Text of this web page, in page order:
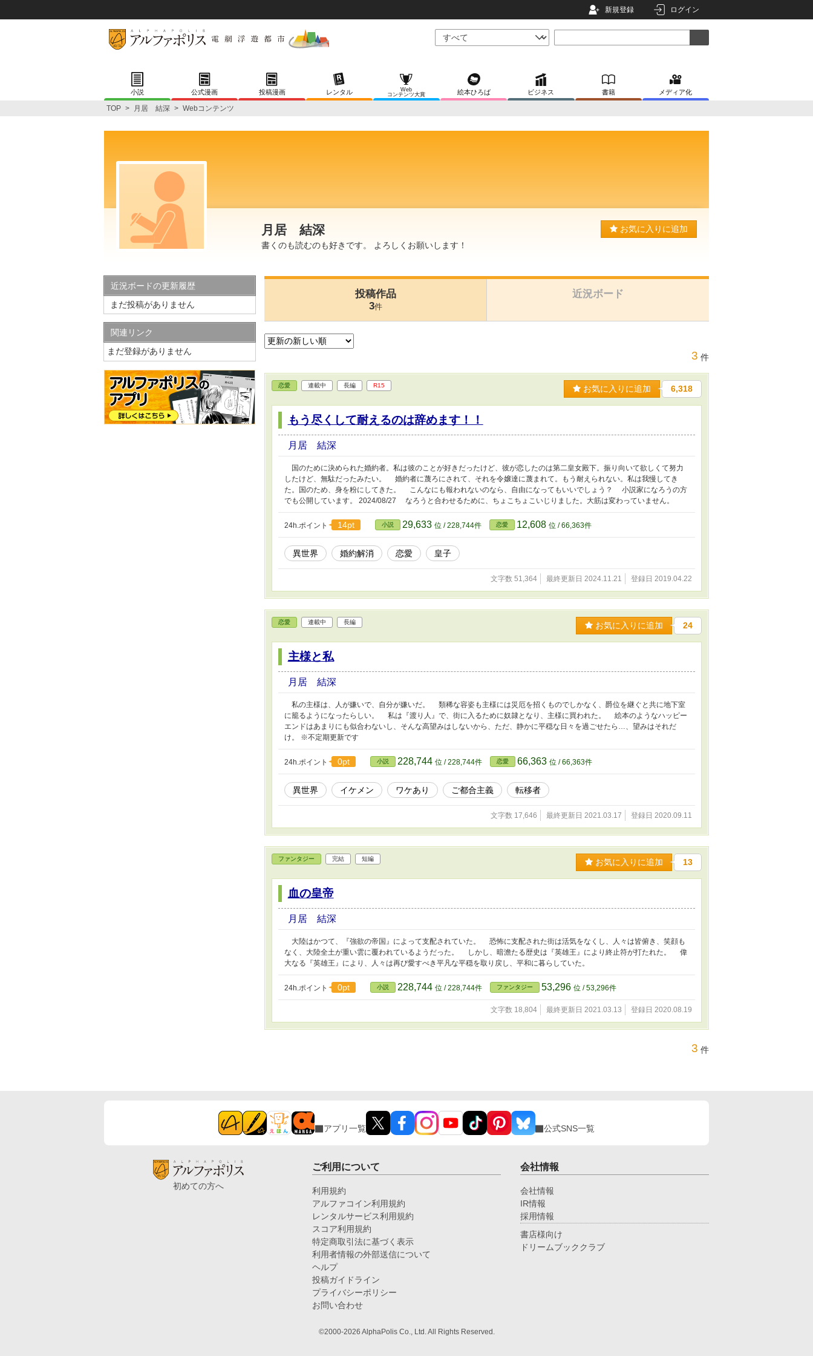
新規登録 ログイン
小説 公式漫画 投稿漫画 レンタル
Web
コンテンツ大賞
絵本ひろば ビジネス 書籍 メディア化
TOP > 月居 結深 > Webコンテンツ
月居 結深
書くのも読むのも好きです。 よろしくお願いします！
お気に入りに追加
投稿作品
3件
近況ボード
3 件
恋愛 連載中 長編 R15 お気に入りに追加 6,318
もう尽くして耐えるのは辞めます！！
月居 結深
国のために決められた婚約者。私は彼のことが好きだったけど、彼が恋したのは第二皇女殿下。振り向いて欲しくて努力
したけど、無駄だったみたい。 婚約者に蔑ろにされて、それを令嬢達に蔑まれて。もう耐えられない。私は我慢してき
た。国のため、身を粉にしてきた。 こんなにも報われないのなら、自由になってもいいでしょう？ 小説家になろうの方
でも公開しています。 2024/08/27 なろうと合わせるために、ちょこちょこいじりました。大筋は変わっていません。
24h.ポイント 14pt 小説 29,633 位 / 228,744件 恋愛 12,608 位 / 66,363件
異世界 婚約解消 恋愛 皇子
文字数 51,364 最終更新日 2024.11.21 登録日 2019.04.22
恋愛 連載中 長編 お気に入りに追加 24
主様と私
月居 結深
私の主様は、人が嫌いで、自分が嫌いだ。 類稀な容姿も主様には災厄を招くものでしかなく、爵位を継ぐと共に地下室
に籠るようになったらしい。 私は『渡り人』で、街に入るために奴隷となり、主様に買われた。 絵本のようなハッピー
エンドはあまりにも似合わないし、そんな高望みはしないから、ただ、静かに平穏な日々を過ごせたら…、望みはそれだ
け。 ※不定期更新です
24h.ポイント 0pt 小説 228,744 位 / 228,744件 恋愛 66,363 位 / 66,363件
異世界 イケメン ワケあり ご都合主義 転移者
文字数 17,646 最終更新日 2021.03.17 登録日 2020.09.11
ファンタジー 完結 短編 お気に入りに追加 13
血の皇帝
月居 結深
大陸はかつて、『強欲の帝国』によって支配されていた。 恐怖に支配された街は活気をなくし、人々は皆俯き、笑顔も
なく、大陸全土が重い雲に覆われているようだった。 しかし、暗澹たる歴史は『英雄王』により終止符が打たれた。 偉
大なる『英雄王』により、人々は再び愛すべき平凡な平穏を取り戻し、平和に暮らしていた。
24h.ポイント 0pt 小説 228,744 位 / 228,744件 ファンタジー 53,296 位 / 53,296件
文字数 18,804 最終更新日 2021.03.13 登録日 2020.08.19
3 件
近況ボードの更新履歴
まだ投稿がありません
関連リンク
まだ登録がありません
アプリ一覧 公式SNS一覧
初めての方へ
ご利用について
利用規約
アルファコイン利用規約
レンタルサービス利用規約
スコア利用規約
特定商取引法に基づく表示
利用者情報の外部送信について
ヘルプ
投稿ガイドライン
プライバシーポリシー
お問い合わせ
会社情報
会社情報
IR情報
採用情報
書店様向け
ドリームブッククラブ
©2000-2026 AlphaPolis Co., Ltd. All Rights Reserved.